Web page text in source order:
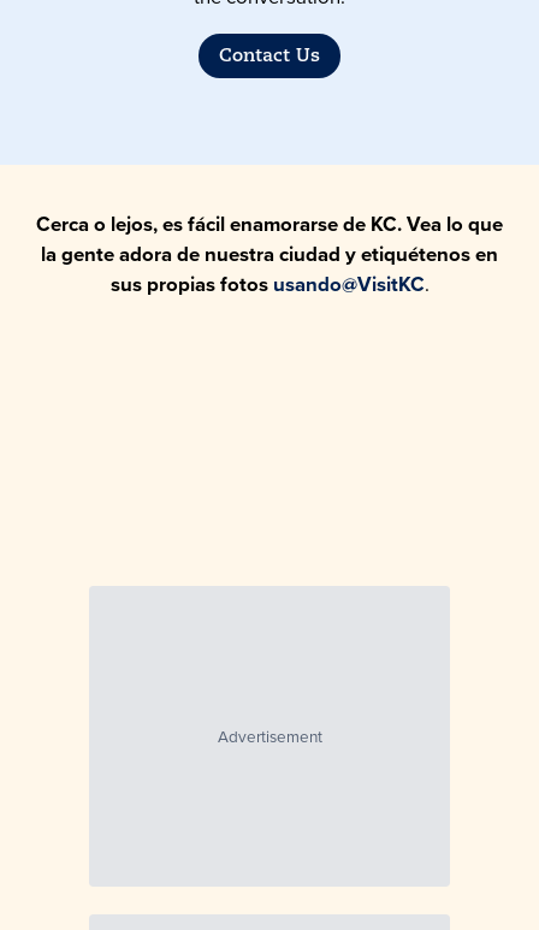
Contact Us
Cerca o lejos, es fácil enamorarse de KC. Vea lo que
la gente adora de nuestra ciudad y etiquétenos en
sus propias fotosusando@VisitKC.